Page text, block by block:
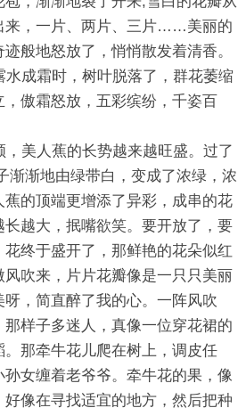
来，一片、两片、三片……美丽的
般地怒放了，悄悄散发着清香。
水成霜时，树叶脱落了，群花萎缩
傲霜怒放，五彩缤纷，千姿百
，美人蕉的长势越来越旺盛。过了
渐渐地由绿带白，变成了浓绿，浓
的顶端更增添了异彩，成串的花
越大，抿嘴欲笑。要开放了，要
终于盛开了，那鲜艳的花朵似红
吹来，片片花瓣像是一只只美丽
，简直醉了我的心。一阵风吹
样子多迷人，真像一位穿花裙的
那牵牛花儿爬在树上，调皮任
女缠着老爷爷。牵牛花的果，像
像在寻找适宜的地方，然后把种